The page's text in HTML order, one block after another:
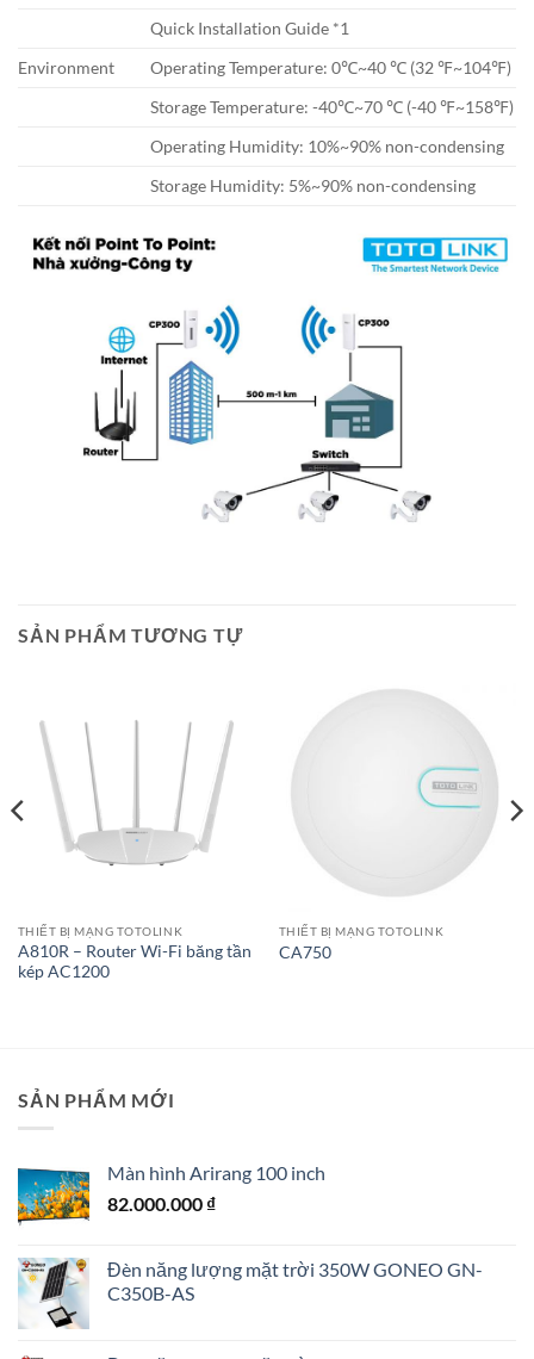
Quick Installation Guide *1
Environment
Operating Temperature: 0℃~40 ℃ (32 ℉~104℉)
Storage Temperature: -40℃~70 ℃ (-40 ℉~158℉)
Operating Humidity: 10%~90% non-condensing
Storage Humidity: 5%~90% non-condensing
SẢN PHẨM TƯƠNG TỰ
THIẾT BỊ MẠNG TOTOLINK
A810R – Router Wi-Fi băng tần
kép AC1200
THIẾT BỊ MẠNG TOTOLINK
CA750
SẢN PHẨM MỚI
Màn hình Arirang 100 inch
82.000.000 ₫
Đèn năng lượng mặt trời 350W GONEO GN-
C350B-AS